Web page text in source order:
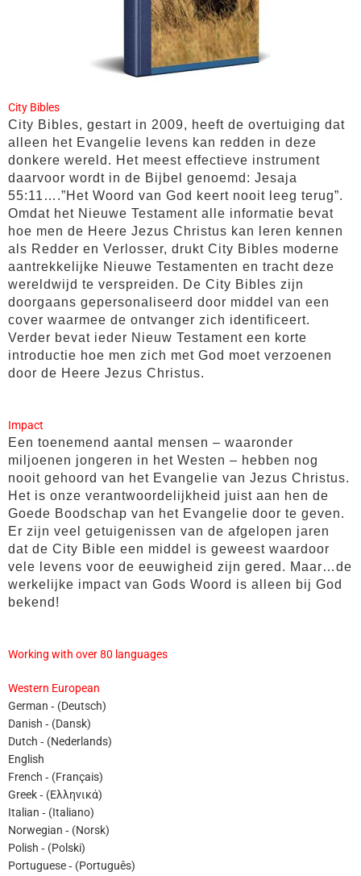
City Bibles
City Bibles, gestart in 2009, heeft de overtuiging dat
alleen het Evangelie levens kan redden in deze
donkere wereld. Het meest effectieve instrument
daarvoor wordt in de Bijbel genoemd: Jesaja
55:11….”Het Woord van God keert nooit leeg terug”.
Omdat het Nieuwe Testament alle informatie bevat
hoe men de Heere Jezus Christus kan leren kennen
als Redder en Verlosser, drukt City Bibles moderne
aantrekkelijke Nieuwe Testamenten en tracht deze
wereldwijd te verspreiden. De City Bibles zijn
doorgaans gepersonaliseerd door middel van een
cover waarmee de ontvanger zich identificeert.
Verder bevat ieder Nieuw Testament een korte
introductie hoe men zich met God moet verzoenen
door de Heere Jezus Christus.
Impact
Een toenemend aantal mensen – waaronder
miljoenen jongeren in het Westen – hebben nog
nooit gehoord van het Evangelie van Jezus Christus.
Het is onze verantwoordelijkheid juist aan hen de
Goede Boodschap van het Evangelie door te geven.
Er zijn veel getuigenissen van de afgelopen jaren
dat de City Bible een middel is geweest waardoor
vele levens voor de eeuwigheid zijn gered. Maar…de
werkelijke impact van Gods Woord is alleen bij God
bekend!
Working with over 80 languages
Western European
German ‐ (Deutsch)
Danish ‐ (Dansk)
Dutch ‐ (Nederlands)
English
French ‐ (Français)
Greek ‐ (Ελληνικά)
Italian ‐ (Italiano)
Norwegian ‐ (Norsk)
Polish ‐ (Polski)
Portuguese ‐ (Português)